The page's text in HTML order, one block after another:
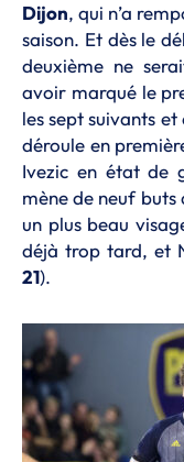
Dijon, qui n’a
saison. Et dès le
deuxième ne
avoir marqué le
les sept suivants et
déroule en
Ivezic en état de
mène de neuf buts
un plus beau
déjà trop tard, et
21).